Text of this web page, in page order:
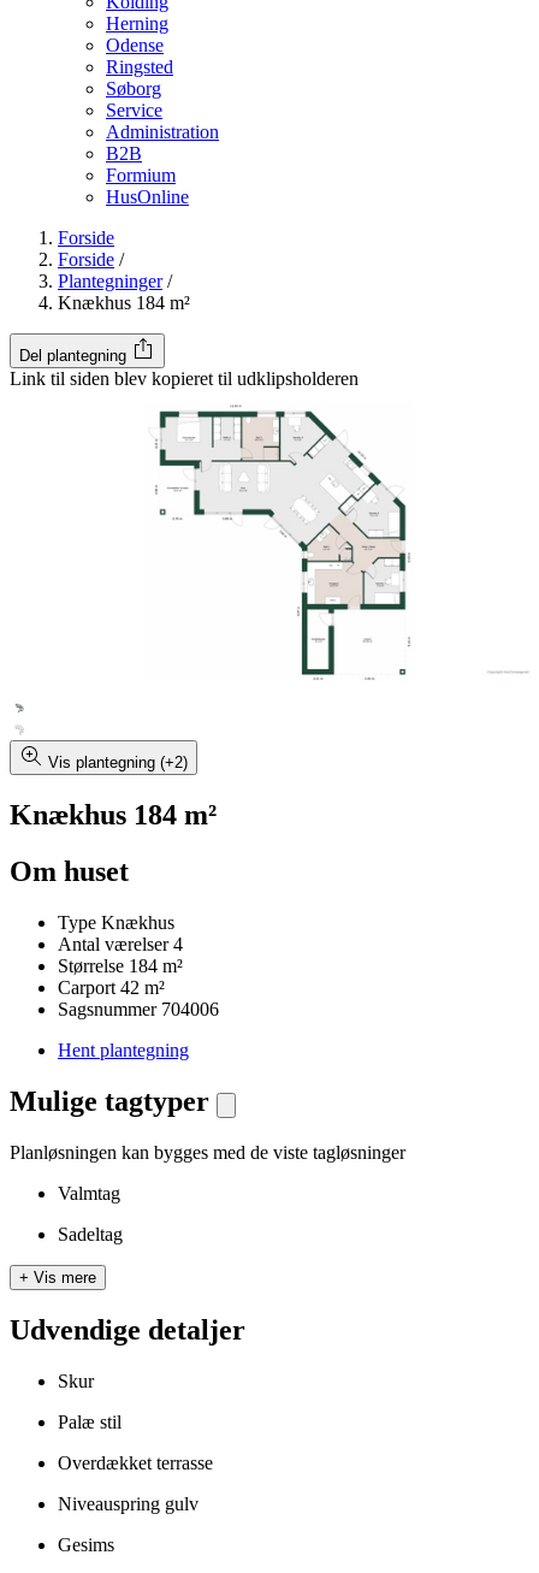
Herning
Odense
Ringsted
Søborg
Service
Administration
B2B
Formium
HusOnline
Forside
Forside /
Plantegninger /
Knækhus 184 m²
Del plantegning
Link til siden blev kopieret til udklipsholderen
Vis plantegning (+2)
Knækhus 184 m²
Om huset
Type Knækhus
Antal værelser 4
Størrelse 184 m²
Carport 42 m²
Sagsnummer 704006
Hent plantegning
Mulige tagtyper
Planløsningen kan bygges med de viste tagløsninger
Valmtag
Sadeltag
+ Vis mere
Udvendige detaljer
Skur
Palæ stil
Overdækket terrasse
Niveauspring gulv
Gesims